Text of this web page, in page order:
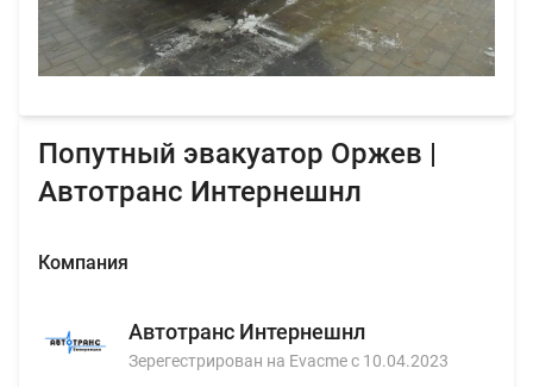
Попутный эвакуатор Оржев |
Автотранс Интернешнл
Компания
Автотранс Интернешнл
Зерегестрирован на Evacme с 10.04.2023